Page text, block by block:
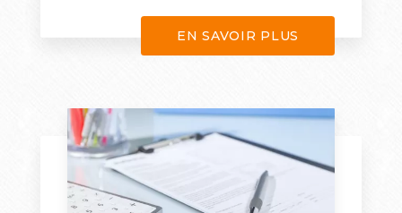
EN SAVOIR PLUS